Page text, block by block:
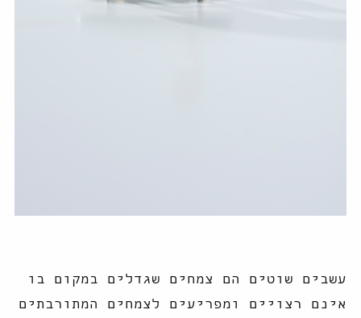
עשבים שוטים הם צמחים שגדלים במקום בו
אינם רצויים ומפריעים לצמחים המתורבתים